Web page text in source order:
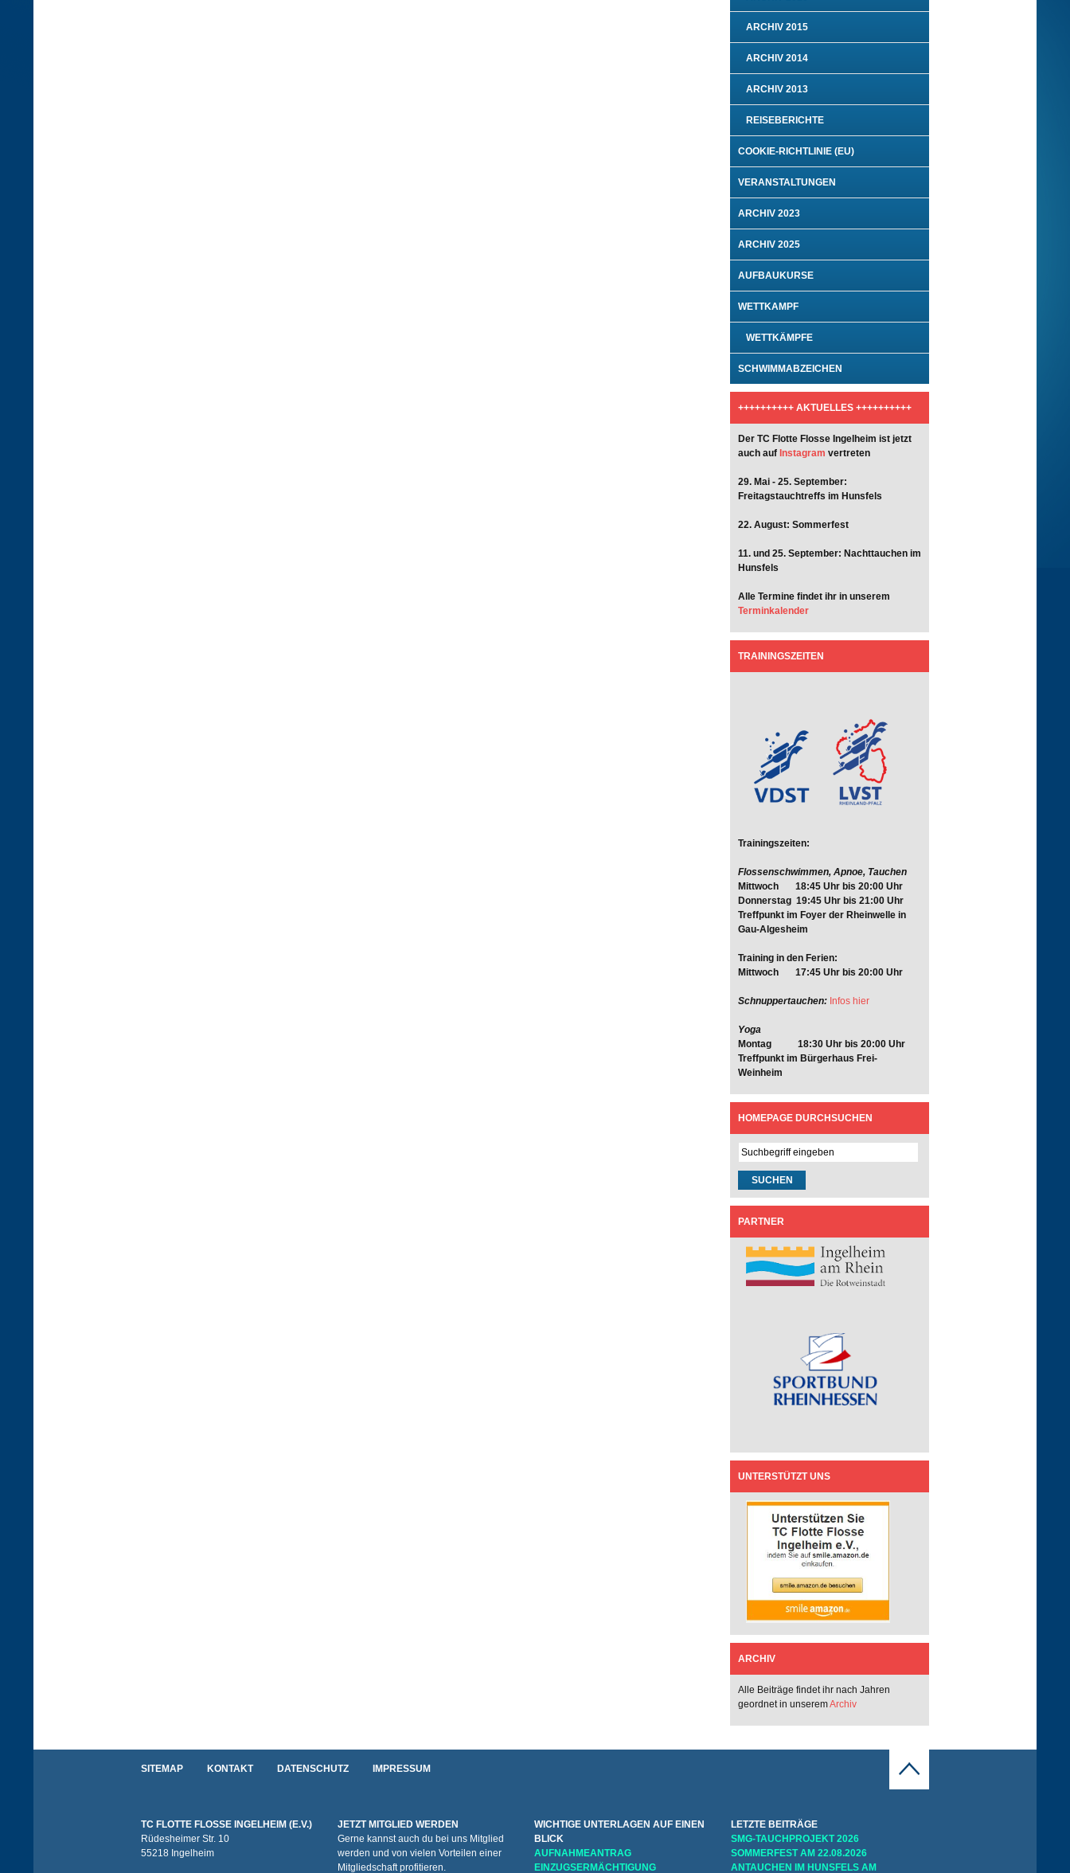
ARCHIV 2015
ARCHIV 2014
ARCHIV 2013
REISEBERICHTE
COOKIE-RICHTLINIE (EU)
VERANSTALTUNGEN
ARCHIV 2023
ARCHIV 2025
AUFBAUKURSE
WETTKAMPF
WETTKÄMPFE
SCHWIMMABZEICHEN
++++++++++ AKTUELLES ++++++++++
Der TC Flotte Flosse Ingelheim ist jetzt
auch auf Instagram vertreten
29. Mai - 25. September:
Freitagstauchtreffs im Hunsfels
22. August: Sommerfest
11. und 25. September: Nachttauchen im
Hunsfels
Alle Termine findet ihr in unserem
Terminkalender
TRAININGSZEITEN
Trainingszeiten:
Flossenschwimmen, Apnoe, Tauchen
Mittwoch 18:45 Uhr bis 20:00 Uhr
Donnerstag 19:45 Uhr bis 21:00 Uhr
Treffpunkt im Foyer der Rheinwelle in
Gau-Algesheim
Training in den Ferien:
Mittwoch 17:45 Uhr bis 20:00 Uhr
Schnuppertauchen: Infos hier
Yoga
Montag 18:30 Uhr bis 20:00 Uhr
Treffpunkt im Bürgerhaus Frei-
Weinheim
HOMEPAGE DURCHSUCHEN
PARTNER
UNTERSTÜTZT UNS
ARCHIV
Alle Beiträge findet ihr nach Jahren
geordnet in unseremArchiv
SITEMAP KONTAKT DATENSCHUTZ IMPRESSUM
TC FLOTTE FLOSSE INGELHEIM (E.V.)
Rüdesheimer Str. 10
55218 Ingelheim
JETZT MITGLIED WERDEN
Gerne kannst auch du bei uns Mitglied
werden und von vielen Vorteilen einer
Mitgliedschaft profitieren.
WICHTIGE UNTERLAGEN AUF EINEN
BLICK
AUFNAHMEANTRAG
EINZUGSERMÄCHTIGUNG
LETZTE BEITRÄGE
SMG-TAUCHPROJEKT 2026
SOMMERFEST AM 22.08.2026
ANTAUCHEN IM HUNSFELS AM